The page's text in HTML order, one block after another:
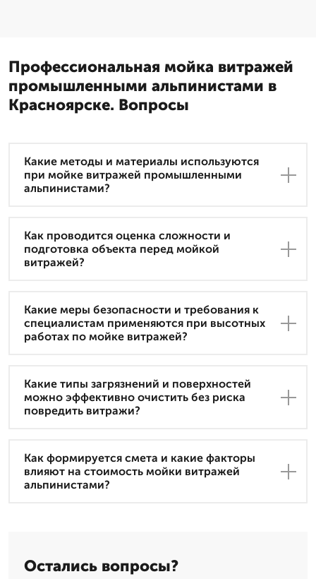
Профессиональная мойка витражей
промышленными альпинистами в
Красноярске. Вопросы
Какие методы и материалы используются
при мойке витражей промышленными
альпинистами?
Как проводится оценка сложности и
подготовка объекта перед мойкой
витражей?
Какие меры безопасности и требования к
специалистам применяются при высотных
работах по мойке витражей?
Какие типы загрязнений и поверхностей
можно эффективно очистить без риска
повредить витражи?
Как формируется смета и какие факторы
влияют на стоимость мойки витражей
альпинистами?
Остались вопросы?